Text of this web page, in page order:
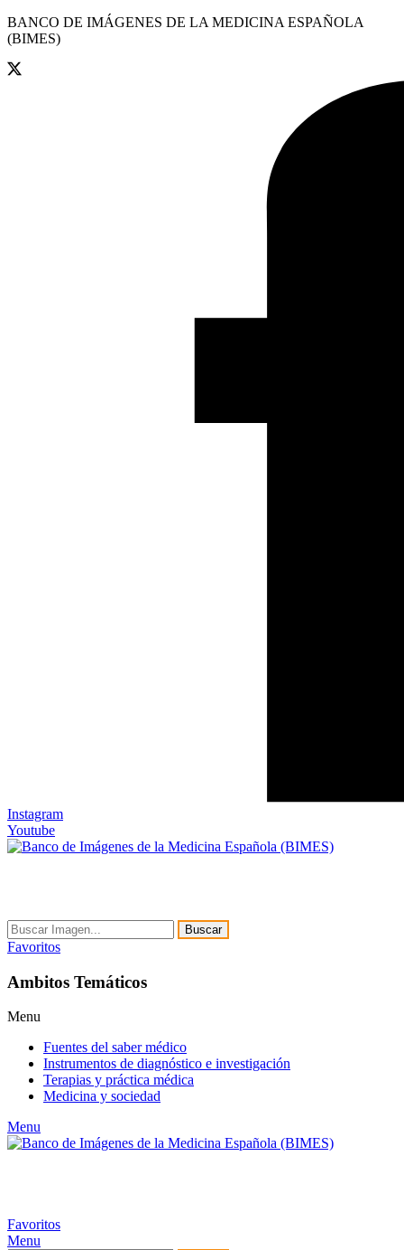
BANCO DE IMÁGENES DE LA MEDICINA ESPAÑOLA
(BIMES)
Instagram
Youtube
Buscar
Favoritos
Ambitos Temáticos
Menu
Fuentes del saber médico
Instrumentos de diagnóstico e investigación
Terapias y práctica médica
Medicina y sociedad
Menu
Favoritos
Menu